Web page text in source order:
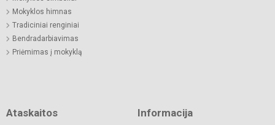
Mokyklos himnas
Tradiciniai renginiai
Bendradarbiavimas
Priėmimas į mokyklą
Ataskaitos Informacija